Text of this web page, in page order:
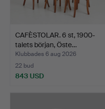
CAFÈSTOLAR. 6 st, 1900-
talets början, Öste…
Klubbades 6 aug 2026
22 bud
843 USD